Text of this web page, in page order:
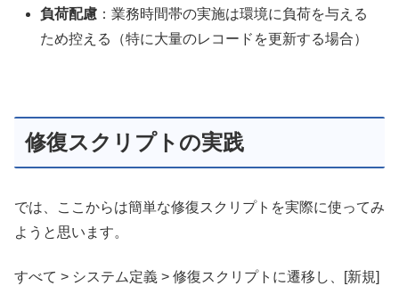
負荷配慮 ：業務時間帯の実施は環境に負荷を与える
ため控える（特に大量のレコードを更新する場合）
修復スクリプトの実践
では、ここからは簡単な修復スクリプトを実際に使ってみ
ようと思います。
すべて > システム定義 > 修復スクリプトに遷移し、[新規]